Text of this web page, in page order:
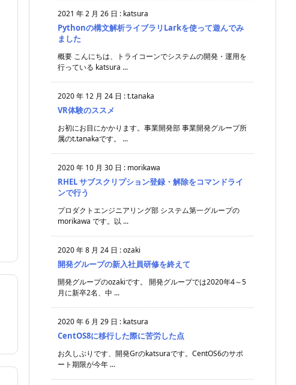
2021 年 2 月 26 日 : katsura
Pythonの構文解析ライブラリLarkを使って遊んでみ
ました
概要 こんにちは、トライコーンでシステムの開発・運用を
行っている katsura ...
2020 年 12 月 24 日 :t.tanaka
VR体験のススメ
お初にお目にかかります。事業開発部 事業開発グループ所
属のt.tanakaです。 ...
2020 年 10 月 30 日 : morikawa
RHEL サブスクリプション登録・解除をコマンドライ
ンで行う
プロダクトエンジニアリング部 システム第一グループの
morikawa です。以 ...
2020 年 8 月 24 日 :ozaki
開発グループの新入社員研修を終えて
開発グループのozakiです。 開発グループでは2020年4～5
月に新卒2名、中 ...
2020 年 6 月 29 日 : katsura
CentOS8に移行した際に苦労した点
お久しぶりです、開発Grのkatsuraです。CentOS6のサポ
ート期限が今年 ...